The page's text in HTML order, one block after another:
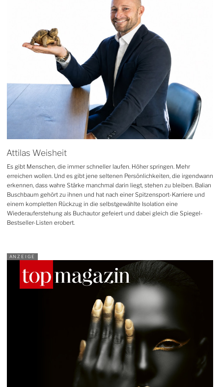
Attilas Weisheit
Es gibt Menschen, die immer schneller laufen. Höher springen. Mehr
erreichen wollen. Und es gibt jene seltenen Persönlichkeiten, die irgendwann
erkennen, dass wahre Stärke manchmal darin liegt, stehen zu bleiben. Balian
Buschbaum gehört zu ihnen und hat nach einer Spitzensport-Karriere und
einem kompletten Rückzug in die selbstgewählte Isolation eine
Wiederauferstehung als Buchautor gefeiert und dabei gleich die Spiegel-
Bestseller-Listen erobert.